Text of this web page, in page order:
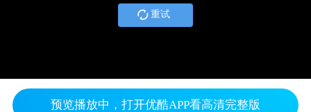
重试
预览播放中，打开优酷APP看高清完整版